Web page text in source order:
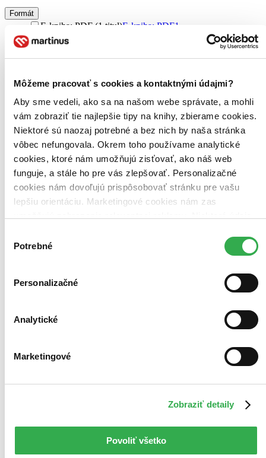
Môžeme pracovať s cookies a kontaktnými údajmi?
Aby sme vedeli, ako sa na našom webe správate, a mohli
vám zobraziť tie najlepšie tipy na knihy, zbierame cookies.
Niektoré sú naozaj potrebné a bez nich by naša stránka
vôbec nefungovala. Okrem toho používame analytické
cookies, ktoré nám umožňujú zisťovať, ako náš web
funguje, a stále ho pre vás zlepšovať. Personalizačné
cookies nám dovoľujú prispôsobovať stránku pre vašu
lepšiu orientáciu. Marketingové cookies nám zas
keby sme mohli používať všetky tieto cookies. Ďakujeme!
súhlasu
Potrebné
Personalizačné
Analytické
Marketingové
Zobraziť detaily
Povoliť všetko
Formát
E-kniha: PDF (1 titul)E-kniha: PDF1
E-kniha: EPUB (1 titul)
Zoradiť
Bestsellery
Top hodnotené
Novinky
Najdrahšie
Najvyššia zľava
Zrušiť filtre